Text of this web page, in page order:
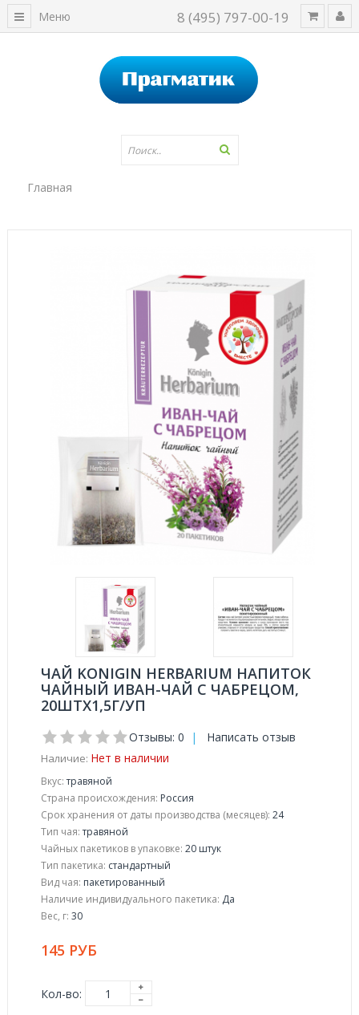
8 (495) 797-00-19
Меню
Главная
ЧАЙ KONIGIN HERBARIUM НАПИТОК
ЧАЙНЫЙ ИВАН-ЧАЙ С ЧАБРЕЦОМ,
20ШТX1,5Г/УП
Отзывы: 0 | Написать отзыв
Наличие: Нет в наличии
Вкус:травяной
Страна происхождения: Россия
Срок хранения от даты производства (месяцев): 24
Тип чая:травяной
Чайных пакетиков в упаковке: 20 штук
Тип пакетика: стандартный
Вид чая: пакетированный
Наличие индивидуального пакетика: Да
Вес, г: 30
145 РУБ
Кол-во: